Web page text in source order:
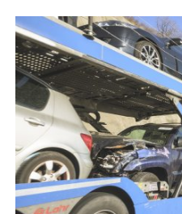
va susține Guvernul Veștea,
partidului și rezultatele